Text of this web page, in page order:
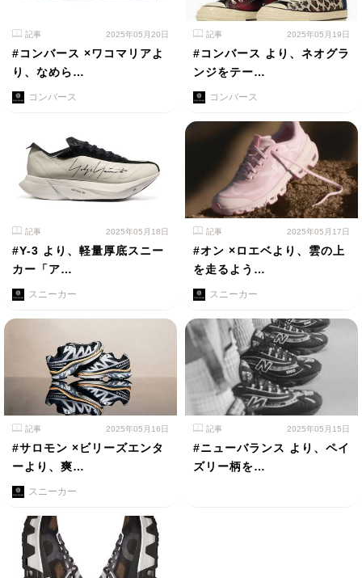
記事 2025年05月20日
#コンバース ×ワコマリアよ
り、なめら…
コンバース
記事 2025年05月19日
#コンバース より、ネオグラ
ンジをテー…
コンバース
記事 2025年05月18日
#Y-3 より、軽量厚底スニー
カー「ア…
スニーカー
記事 2025年05月17日
#オン ×ロエベより、雲の上
を走るよう…
スニーカー
記事 2025年05月16日
#サロモン ×ビリーズエンタ
ーより、爽…
スニーカー
記事 2025年05月15日
#ニューバランス より、ペイ
ズリー柄を…